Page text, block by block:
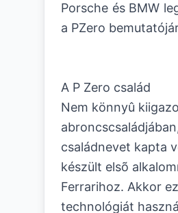
Porsche és BMW
a PZero
A P Zero család
Nem könnyû
családnevet kapta
készült elsõ
Ferrarihoz. Akkor
technológiát